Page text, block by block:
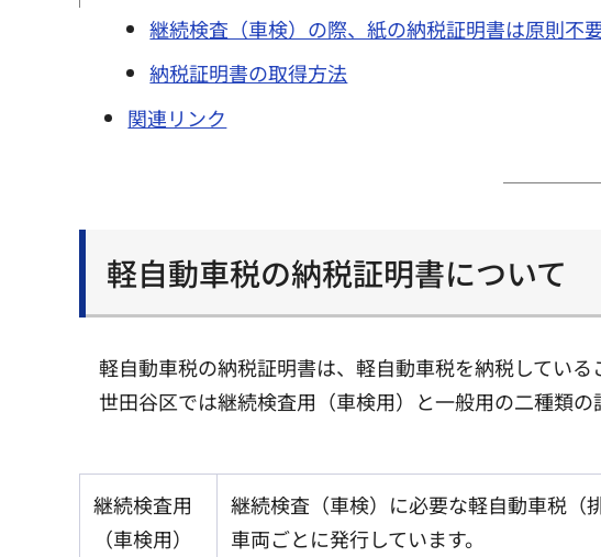
継続検査（車検）の際、紙の納税証明書は原則不
納税証明書の取得方法
関連リンク
軽自動車税の納税証明書について
軽自動車税の納税証明書は、軽自動車税を納税している
世田谷区では継続検査用（車検用）と一般用の二種類の
継続検査用
（車検用）
継続検査（車検）に必要な軽自動車税（
車両ごとに発行しています。